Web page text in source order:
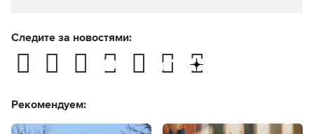
Следите за новостями:
Рекомендуем: